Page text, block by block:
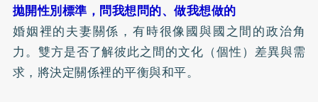
拋開性別標準，問我想問的、做我想做的
婚姻裡的夫妻關係，有時很像國與國之間的政治角
力。雙方是否了解彼此之間的文化（個性）差異與需
求，將決定關係裡的平衡與和平。